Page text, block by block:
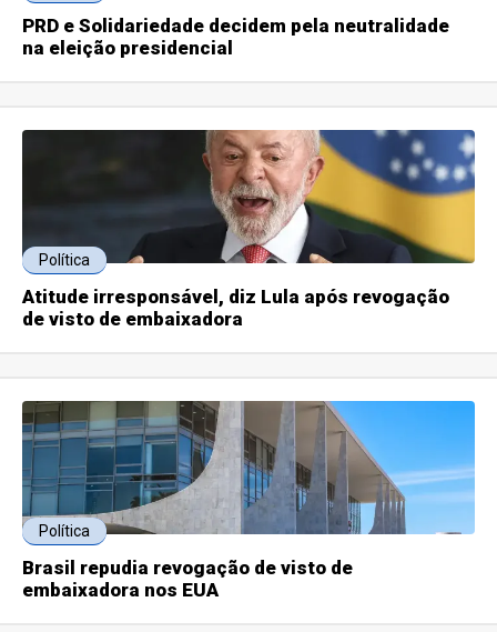
PRD e Solidariedade decidem pela neutralidade
na eleição presidencial
Política
Atitude irresponsável, diz Lula após revogação
de visto de embaixadora
Política
Brasil repudia revogação de visto de
embaixadora nos EUA